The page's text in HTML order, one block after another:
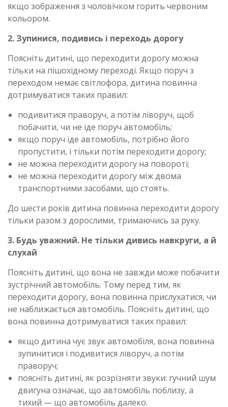
якщо зображення з чоловічком горить червоним
кольором.
2. Зупинися, подивись і переходь дорогу
Поясніть дитині, що переходити дорогу можна
тільки на пішохідному переході. Якщо поруч з
переходом немає світлофора, дитина повинна
дотримуватися таких правил:
подивитися праворуч, а потім ліворуч, щоб
побачити, чи не їде поруч автомобіль;
якщо поруч їде автомобіль, потрібно його
пропустити, і тільки потім переходити дорогу;
не можна переходити дорогу на повороті;
не можна переходити дорогу між двома
транспортними засобами, що стоять.
До шести років дитина повинна переходити дорогу
тільки разом з дорослими, тримаючись за руку.
3. Будь уважний. Не тільки дивись навкруги, а й
слухай
Поясніть дитині, що вона не завжди може побачити
зустрічний автомобіль. Тому перед тим, як
переходити дорогу, вона повинна прислухатися, чи
не наближається автомобіль. Поясніть дитині, що
вона повинна дотримуватися таких правил:
якщо дитина чує звук автомобіля, вона повинна
зупинитися і подивитися ліворуч, а потім
праворуч;
поясніть дитині, як розрізняти звуки: гучний шум
двигуна означає, що автомобіль поблизу, а
тихий — що автомобіль далеко.